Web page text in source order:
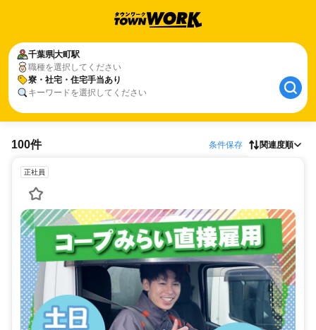
千葉県大町駅
職種を選択してください
寮・社宅・住宅手当あり
キーワードを選択してください
100件 条件保存 関連度順
正社員